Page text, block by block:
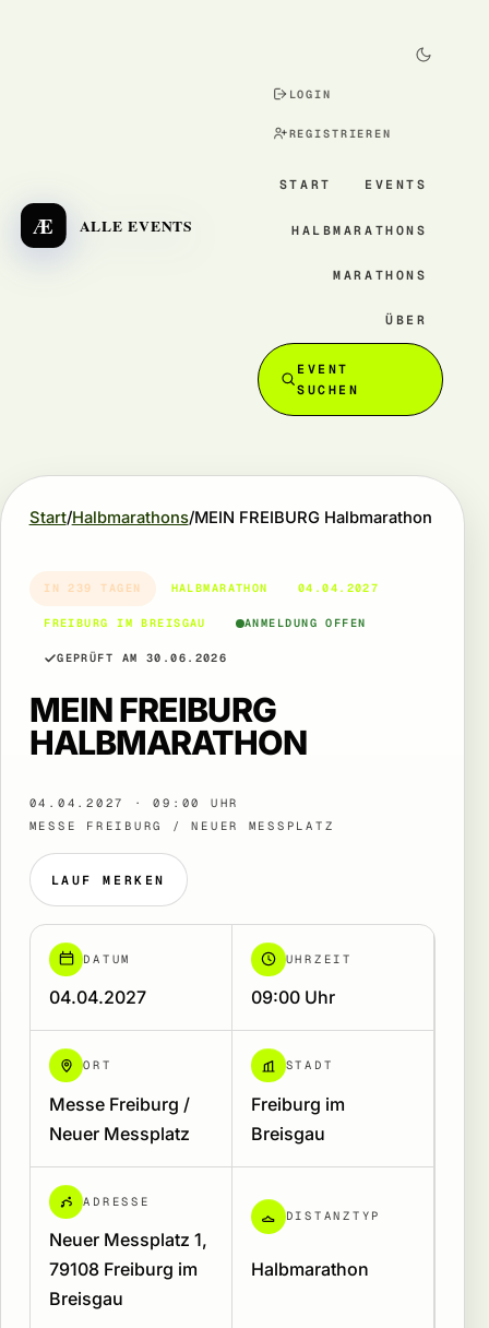
Æ ALLE EVENTS
LOGIN
REGISTRIEREN
START EVENTS
HALBMARATHONS
MARATHONS
ÜBER
EVENT
SUCHEN
Start Halbmarathons MEIN FREIBURG Halbmarathon
IN 239 TAGEN HALBMARATHON 04.04.2027
FREIBURG IM BREISGAU ANMELDUNG OFFEN
GEPRÜFT AM 30.06.2026
MEIN FREIBURG
HALBMARATHON
04.04.2027 · 09:00 UHR
MESSE FREIBURG / NEUER MESSPLATZ
LAUF MERKEN
DATUM
04.04.2027
UHRZEIT
09:00 Uhr
ORT
Messe Freiburg /
Neuer Messplatz
STADT
Freiburg im
Breisgau
ADRESSE
Neuer Messplatz 1,
79108 Freiburg im
Breisgau
DISTANZTYP
Halbmarathon